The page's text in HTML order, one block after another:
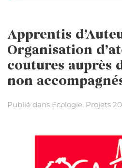
Apprentis
Organisation
coutures auprès
non
Publié dans Ecologie, Projets